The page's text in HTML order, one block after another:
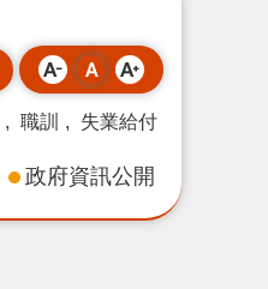
職訓 失業給付
政府資訊公開